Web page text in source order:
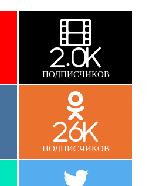
2.0K
ПОДПИСЧИКОВ
26K
ПОДПИСЧИКОВ